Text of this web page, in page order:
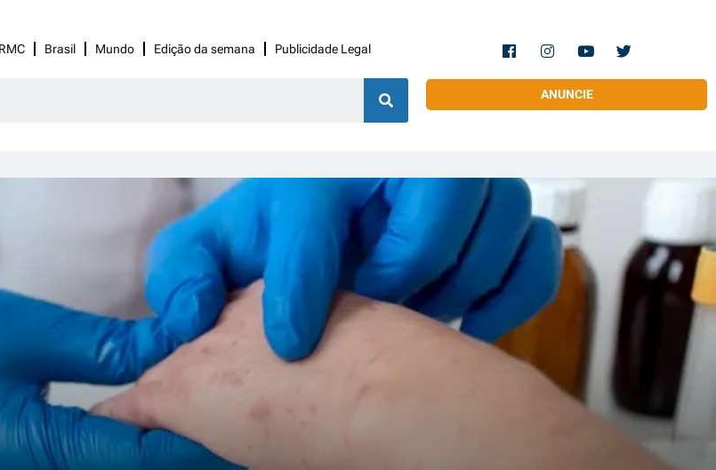
RMC Brasil Mundo Edição da semana Publicidade Legal
ANUNCIE